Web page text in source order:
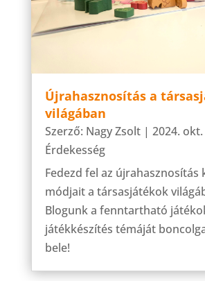
Újrahasznosítás a
világában
Szerző: Nagy Zsolt| 2024. okt.
Érdekesség
Fedezd fel az újrahasznosítás
módjait a társasjátékok
Blogunk a fenntartható
játékkészítés témáját
bele!